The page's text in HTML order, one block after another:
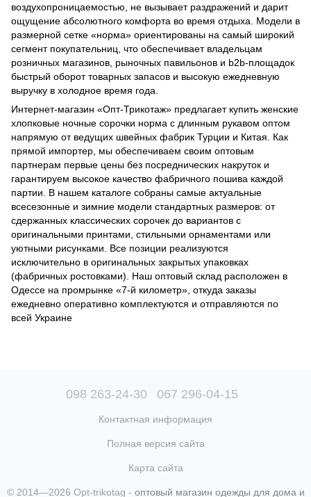
воздухопроницаемостью, не вызывает раздражений и дарит
ощущение абсолютного комфорта во время отдыха. Модели в
размерной сетке «норма» ориентированы на самый широкий
сегмент покупательниц, что обеспечивает владельцам
розничных магазинов, рыночных павильонов и b2b-площадок
быстрый оборот товарных запасов и высокую ежедневную
выручку в холодное время года.
Интернет-магазин «Опт-Трикотаж» предлагает купить женские
хлопковые ночные сорочки норма с длинным рукавом оптом
напрямую от ведущих швейных фабрик Турции и Китая. Как
прямой импортер, мы обеспечиваем своим оптовым
партнерам первые цены без посреднических накруток и
гарантируем высокое качество фабричного пошива каждой
партии. В нашем каталоге собраны самые актуальные
всесезонные и зимние модели стандартных размеров: от
сдержанных классических сорочек до вариантов с
оригинальными принтами, стильными орнаментами или
уютными рисунками. Все позиции реализуются
исключительно в оригинальных закрытых упаковках
(фабричных ростовками). Наш оптовый склад расположен в
Одессе на промрынке «7-й километр», откуда заказы
ежедневно оперативно комплектуются и отправляются по
всей Украине
098 263-24-30 067 296-04-15
Контактная информация
Полная версия сайта
Карта сайта
© 2014—2026 Opt-trikotag - оптовый магазин одежды для дома и